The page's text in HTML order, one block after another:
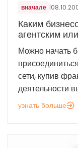
вначале |
Каким
агентским
Можно начать
сети, купив
деятельности
узнать больше